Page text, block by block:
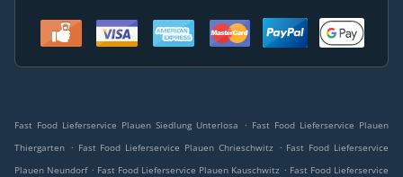
Fast Food Lieferservice Plauen Siedlung Unterlosa . Fast Food Lieferservice Plauen
Thiergarten . Fast Food Lieferservice Plauen Chrieschwitz . Fast Food Lieferservice
Plauen Neundorf . Fast Food Lieferservice Plauen Kauschwitz . Fast Food Lieferservice